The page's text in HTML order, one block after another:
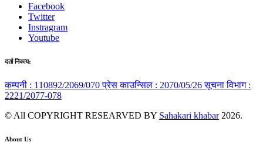
Facebook
Twitter
Instragram
Youtube
दर्ता निकाय:
कम्पनी : 110892/2069/070प्रेस काउन्सिल : 2070/05/26सूचना विभाग :
2221/2077-078
© All COPYRIGHT RESEARVED BY Sahakari khabar2026.
About Us